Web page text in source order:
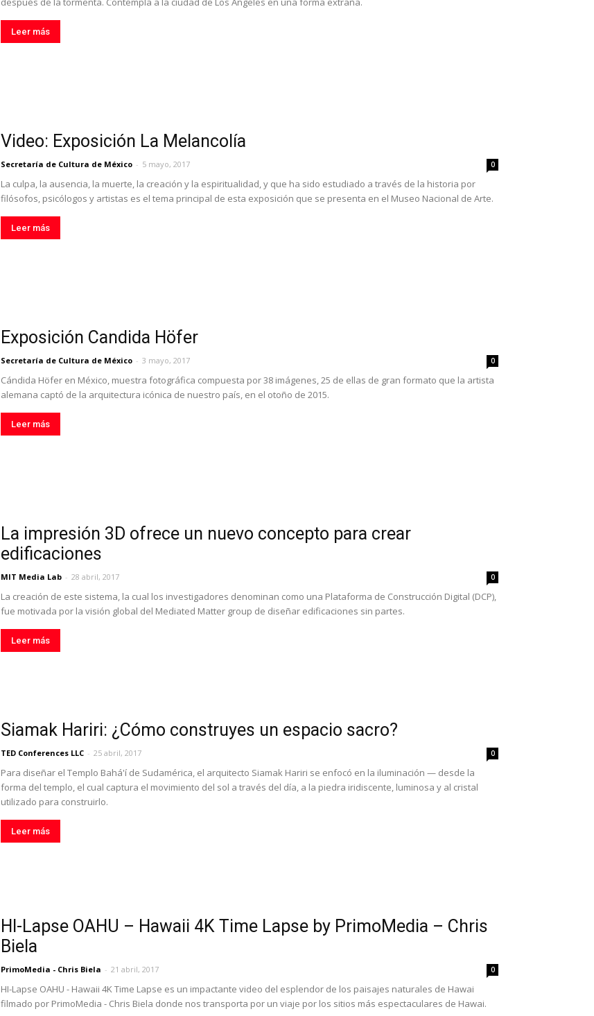
Leer más
Video: Exposición La Melancolía
Secretaría de Cultura de México - 5 mayo, 2017 0
La culpa, la ausencia, la muerte, la creación y la espiritualidad, y que ha sido estudiado a través de la historia por
filósofos, psicólogos y artistas es el tema principal de esta exposición que se presenta en el Museo Nacional de Arte.
Leer más
Exposición Candida Höfer
Secretaría de Cultura de México - 3 mayo, 2017 0
Cándida Höfer en México, muestra fotográfica compuesta por 38 imágenes, 25 de ellas de gran formato que la artista
alemana captó de la arquitectura icónica de nuestro país, en el otoño de 2015.
Leer más
La impresión 3D ofrece un nuevo concepto para crear
edificaciones
MIT Media Lab - 28 abril, 2017 0
La creación de este sistema, la cual los investigadores denominan como una Plataforma de Construcción Digital (DCP),
fue motivada por la visión global del Mediated Matter group de diseñar edificaciones sin partes.
Leer más
Siamak Hariri: ¿Cómo construyes un espacio sacro?
TED Conferences LLC - 25 abril, 2017 0
Para diseñar el Templo Bahá'í de Sudamérica, el arquitecto Siamak Hariri se enfocó en la iluminación — desde la
forma del templo, el cual captura el movimiento del sol a través del día, a la piedra iridiscente, luminosa y al cristal
utilizado para construirlo.
Leer más
HI-Lapse OAHU – Hawaii 4K Time Lapse by PrimoMedia – Chris
Biela
PrimoMedia - Chris Biela - 21 abril, 2017 0
HI-Lapse OAHU - Hawaii 4K Time Lapse es un impactante video del esplendor de los paisajes naturales de Hawai
filmado por PrimoMedia - Chris Biela donde nos transporta por un viaje por los sitios más espectaculares de Hawai.